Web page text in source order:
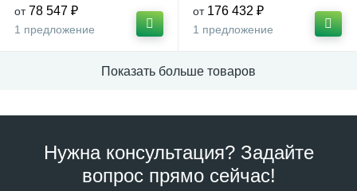
от 78 547 ₽
1 предложение
от 176 432 ₽
1 предложение
Показать больше товаров
Нужна консультация? Задайте
вопрос прямо сейчас!